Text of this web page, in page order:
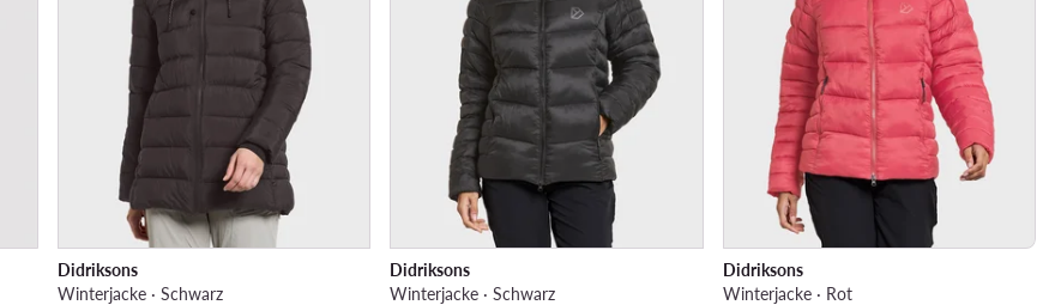
Didriksons
Winterjacke · Schwarz
Didriksons
Winterjacke · Schwarz
Didriksons
Winterjacke · Rot